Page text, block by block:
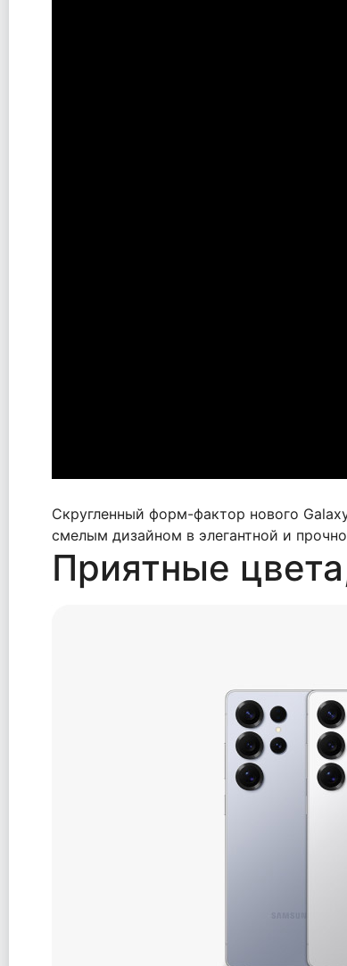
Скругленный форм-фактор нового
смелым дизайном в элегантной и
Приятные